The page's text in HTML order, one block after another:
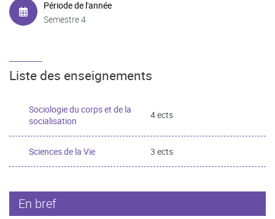
Période de l'année
Semestre 4
Liste des enseignements
Sociologie du corps et de la
socialisation
4 ects
Sciences de la Vie 3 ects
En bref